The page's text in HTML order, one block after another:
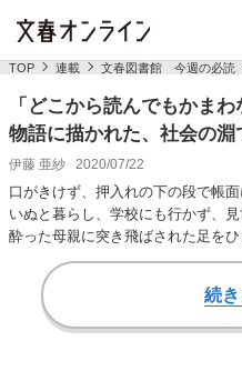
TOP 連載 文春図書館 今週の必読
「どこから読んでもかま
物語に描かれた、社会の淵
伊藤 亜紗 2020/07/22
口がきけず、押入れの下の段で帳
いぬと暮らし、学校にも行かず、
酔った母親に突き飛ばされた足を
に太った少女サナ…
続